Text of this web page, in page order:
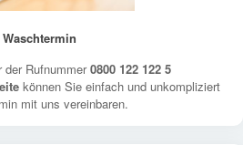
Waschtermin
der Rufnummer0800 122 122 5
können Sie einfach und unkompliziert
mit uns vereinbaren.